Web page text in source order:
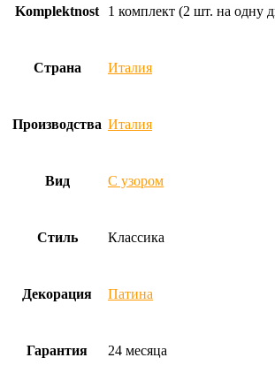
Komplektnost 1 комплект (2 шт. на одну
Страна Италия
Производства Италия
Вид С узором
Стиль Классика
Декорация Патина
Гарантия 24 месяца